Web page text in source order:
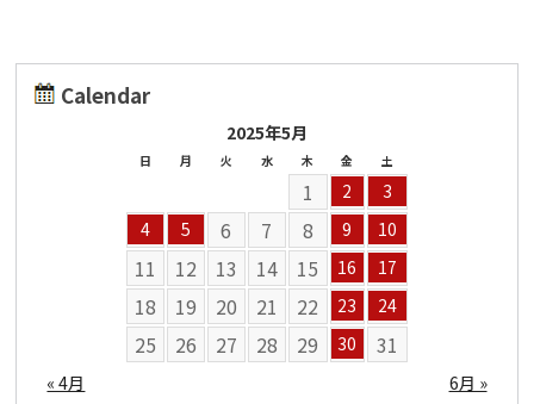
Calendar
2025年5月
日 月 火 水 木 金 土
1 2
3
4
5 6 7 8 9 10
11 12 13 14 15 16 17
18 19 20 21 22 23 24
25 26 27 28 29 30 31
« 4月 6月 »